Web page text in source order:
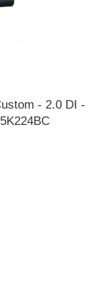
- 2.0 DI -